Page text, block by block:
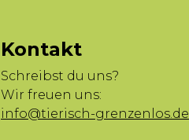
Kontakt
Schreibst du uns?
Wir freuen uns:
info@tierisch-grenzenlos.de